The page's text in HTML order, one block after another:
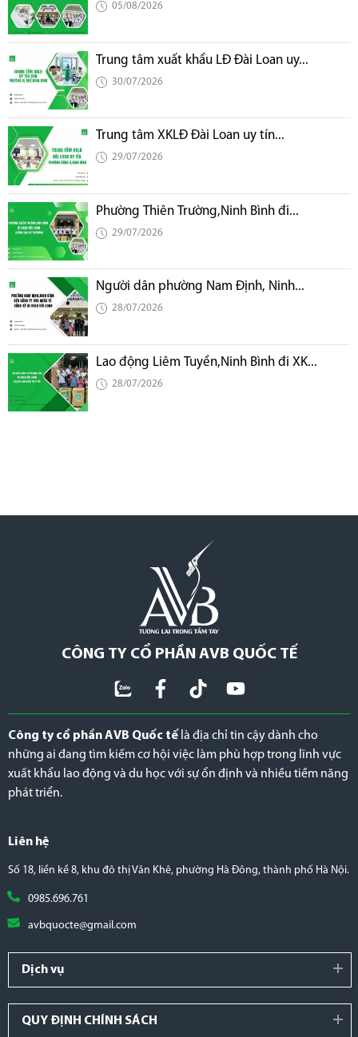
05/08/2026
Trung tâm xuất khẩu LĐ Đài Loan uy...
30/07/2026
Trung tâm XKLĐ Đài Loan uy tín...
29/07/2026
Phường Thiên Trường,Ninh Bình đi...
29/07/2026
Người dân phường Nam Định, Ninh...
28/07/2026
Lao động Liêm Tuyền,Ninh Bình đi XK...
28/07/2026
CÔNG TY CỔ PHẦN AVB QUỐC TẾ
Công ty cổ phần AVB Quốc tế là địa chỉ tin cậy dành cho
những ai đang tìm kiếm cơ hội việc làm phù hợp trong lĩnh vực
xuất khẩu lao động và du học với sự ổn định và nhiều tiềm năng
phát triển.
Liên hệ
Số 18, liền kề 8, khu đô thị Văn Khê, phường Hà Đông, thành phố Hà Nội.
0985.696.761
avbquocte@gmail.com
Dịch vụ
QUY ĐỊNH CHÍNH SÁCH